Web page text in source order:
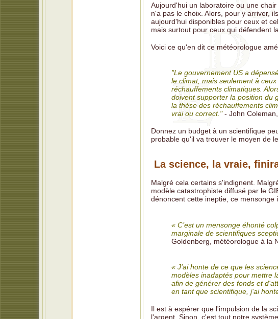
Aujourd'hui un laboratoire ou une
n'a pas le choix. Alors, pour y arriver,
aujourd'hui disponibles pour ceux et
mais surtout pour ceux qui défendent
Voici ce qu'en dit ce météorologue
"Le gouvernement US a
le climat, mais seulement à
réchauffements climatiques.
doivent supporter la position du
la thèse des réchauffements
vrai ou correct." - John
Donnez un budget à un scientifique
probable qu'il va trouver le moyen de
La science, la vraie,
Malgré cela certains s'indignent.
modèle catastrophiste diffusé par le
dénoncent cette ineptie, ce
« C’est un mensonge éhonté
marginale de scientifiques
Goldenberg, météorologue à la
« J'ai honte de ce que les
modèles inadaptés pour mettre
afin de générer des fonds et
en tant que scientifique, j'ai
Il est à espérer que l'impulsion de la
l'argent. Sinon, c'est tout notre